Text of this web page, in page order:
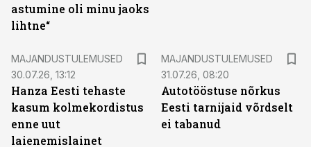
astumine oli minu jaoks
lihtne“
MAJANDUSTULEMUSED
30.07.26, 13:12
Hanza Eesti tehaste
kasum kolmekordistus
enne uut
laienemislainet
MAJANDUSTULEMUSED
31.07.26, 08:20
Autotööstuse nõrkus
Eesti tarnijaid võrdselt
ei tabanud